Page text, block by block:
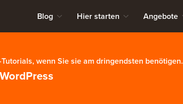
Blog Hier starten Angebote
wenn Sie sie am dringendsten benötigen.